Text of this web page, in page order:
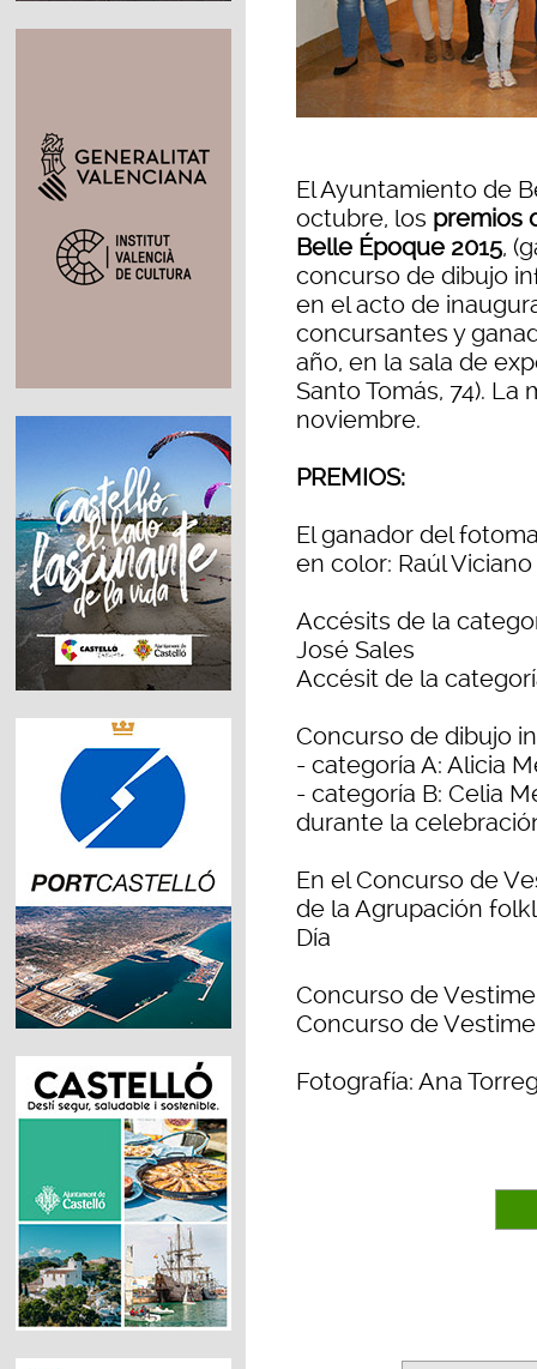
El Ayuntamiento de
octubre, los premios
Belle Époque 2015,
concurso de dibujo
en el acto de
concursantes y
año, en la sala de
Santo Tomás, 74).
noviembre.
PREMIOS:
El ganador del
en color: Raúl
Accésits de la
José Sales
Accésit de la
Concurso de dibujo
- categoría A: Alicia
- categoría B: Celia
durante la
En el Concurso de
de la Agrupación
Día
Concurso de
Concurso de
Fotografía: Ana